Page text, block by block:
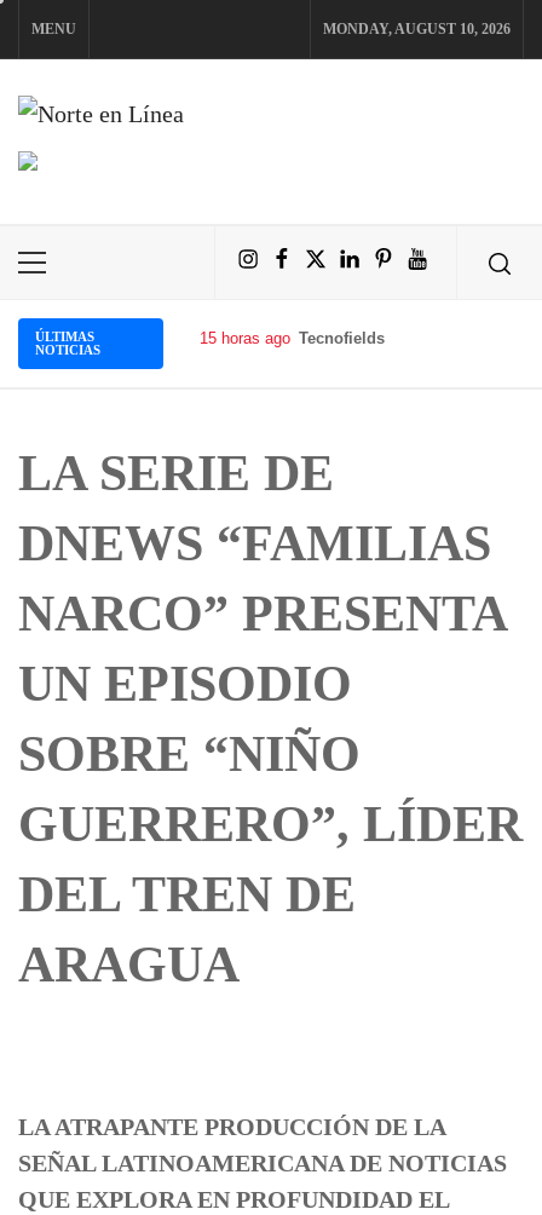
Skip
to
content
MENU MONDAY, AUGUST 10, 2026
NORTE EN LÍNEA
Primary
InstagramFacebook
X LinkedInPinterestYouTube
ÚLTIMAS
NOTICIAS
15 horas ago Tecnofields celebró su 10.ª
LA SERIE DE
DNEWS “FAMILIAS
NARCO” PRESENTA
UN EPISODIO
SOBRE “NIÑO
GUERRERO”, LÍDER
DEL TREN DE
ARAGUA
LA ATRAPANTE PRODUCCIÓN DE LA
SEÑAL LATINOAMERICANA DE NOTICIAS
QUE EXPLORA EN PROFUNDIDAD EL